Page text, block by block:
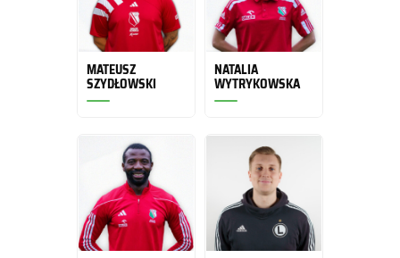
MATEUSZ
SZYDŁOWSKI
NATALIA
WYTRYKOWSKA